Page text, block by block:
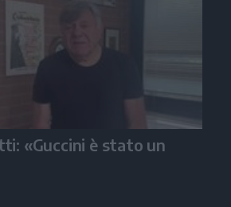
«Guccini è stato un